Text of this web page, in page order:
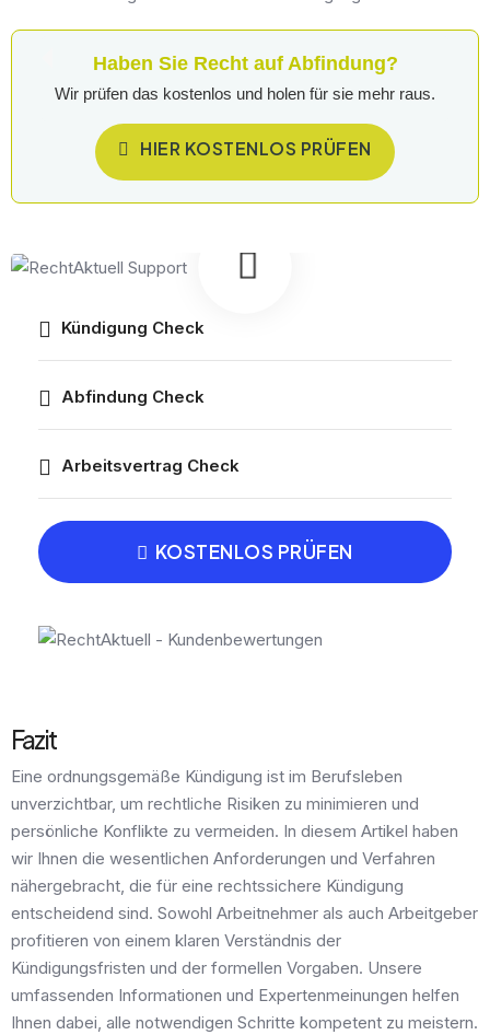
Haben Sie Recht auf Abfindung?
Wir prüfen das kostenlos und holen für sie mehr raus.
HIER KOSTENLOS PRÜFEN
Kündigung Check
Abfindung Check
Arbeitsvertrag Check
KOSTENLOS PRÜFEN
Fazit
Eine ordnungsgemäße Kündigung ist im Berufsleben
unverzichtbar, um rechtliche Risiken zu minimieren und
persönliche Konflikte zu vermeiden. In diesem Artikel haben
wir Ihnen die wesentlichen Anforderungen und Verfahren
nähergebracht, die für eine rechtssichere Kündigung
entscheidend sind. Sowohl Arbeitnehmer als auch Arbeitgeber
profitieren von einem klaren Verständnis der
Kündigungsfristen und der formellen Vorgaben. Unsere
umfassenden Informationen und Expertenmeinungen helfen
Ihnen dabei, alle notwendigen Schritte kompetent zu meistern.